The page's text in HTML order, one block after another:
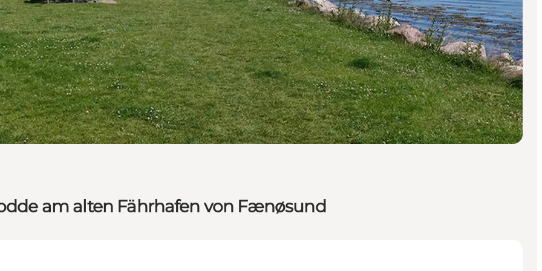
am alten Fährhafen von Fænøsund